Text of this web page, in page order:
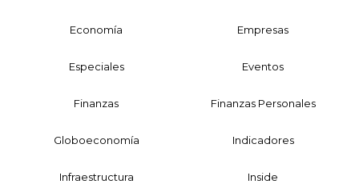
Economía Empresas
Especiales Eventos
Finanzas Finanzas Personales
Globoeconomía Indicadores
Infraestructura Inside